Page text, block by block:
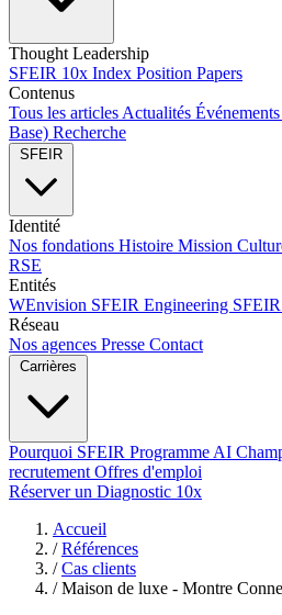
Thought Leadership
SFEIR 10x Index Position Papers
Contenus
Tous les articles Actualités Événements
Base) Recherche
SFEIR
Identité
Nos fondations Histoire Mission
RSE
Entités
WEnvision SFEIR Engineering
Réseau
Nos agences Presse Contact
Carrières
Pourquoi SFEIR Programme AI
recrutement Offres d'emploi
Réserver un Diagnostic 10x
Accueil
/ Références
/ Cas clients
/ Maison de luxe - Montre